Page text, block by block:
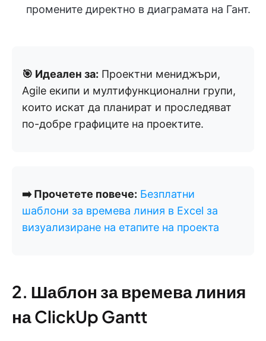
промените директно в диаграмата на Гант.
🎯 Идеален за: Проектни мениджъри,
Agile екипи и мултифункционални групи,
които искат да планират и проследяват
по-добре графиците на проектите.
➡️ Прочетете повече: Безплатни
шаблони за времева линия в Excel за
визуализиране на етапите на проекта
2. Шаблон за времева линия
на ClickUp Gantt